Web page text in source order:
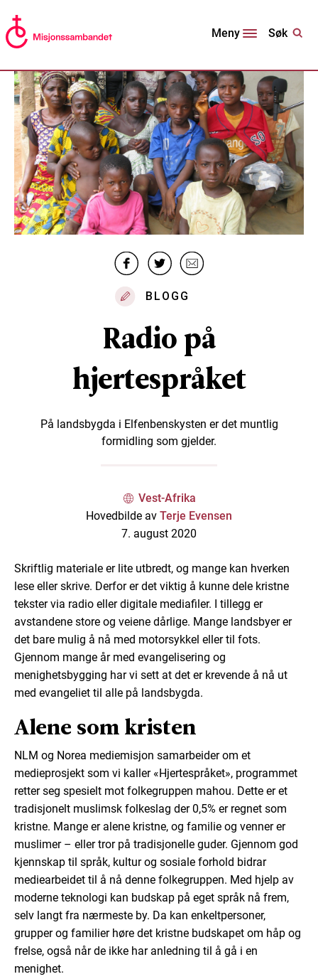
Meny Søk
BLOGG
Radio på
hjertespråket
På landsbygda i Elfenbenskysten er det muntlig
formidling som gjelder.
Vest-Afrika
Hovedbilde av Terje Evensen
7. august 2020
Skriftlig materiale er lite utbredt, og mange kan hverken
lese eller skrive. Derfor er det viktig å kunne dele kristne
tekster via radio eller digitale mediafiler. I tillegg er
avstandene store og veiene dårlige. Mange landsbyer er
det bare mulig å nå med motorsykkel eller til fots.
Gjennom mange år med evangelisering og
menighetsbygging har vi sett at det er krevende å nå ut
med evangeliet til alle på landsbygda.
Alene som kristen
NLM og Norea mediemisjon samarbeider om et
medieprosjekt som vi kaller «Hjertespråket», programmet
retter seg spesielt mot folkegruppen mahou. Dette er et
tradisjonelt muslimsk folkeslag der 0,5% er regnet som
kristne. Mange er alene kristne, og familie og venner er
muslimer – eller tror på tradisjonelle guder. Gjennom god
kjennskap til språk, kultur og sosiale forhold bidrar
mediearbeidet til å nå denne folkegruppen. Med hjelp av
moderne teknologi kan budskap på eget språk nå frem,
selv langt fra nærmeste by. Da kan enkeltpersoner,
grupper og familier høre det kristne budskapet om håp og
frelse, også når de ikke har anledning til å gå i en
menighet.